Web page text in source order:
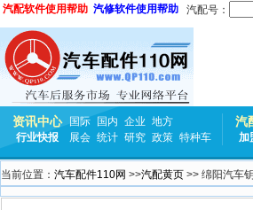
汽配软件使用帮助 汽修软件使用帮助 汽配号：
资讯中心 国际 国内 企业 地方
行业快报
展会 统计 研究 政策 特种车
汽
加
当前位置： 汽车配件110网 >>汽配黄页 >> 绵阳汽车